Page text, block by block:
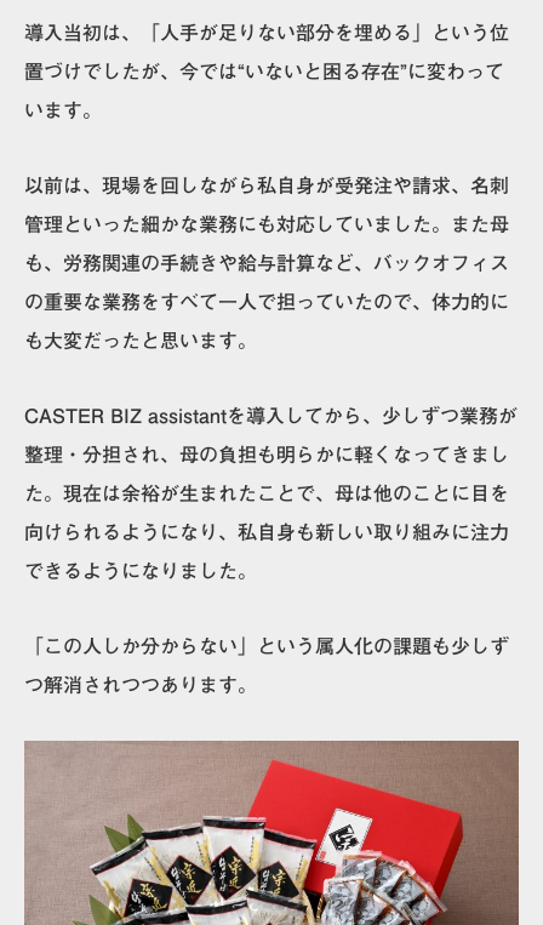
導入当初は、「人手が足りない部分を埋める」という位
置づけでしたが、今では“いないと困る存在”に変わって
います。
以前は、現場を回しながら私自身が受発注や請求、名刺
管理といった細かな業務にも対応していました。また母
も、労務関連の手続きや給与計算など、バックオフィス
の重要な業務をすべて一人で担っていたので、体力的に
も大変だったと思います。
CASTER BIZ assistantを導入してから、少しずつ業務が
整理・分担され、母の負担も明らかに軽くなってきまし
た。現在は余裕が生まれたことで、母は他のことに目を
向けられるようになり、私自身も新しい取り組みに注力
できるようになりました。
「この人しか分からない」という属人化の課題も少しず
つ解消されつつあります。